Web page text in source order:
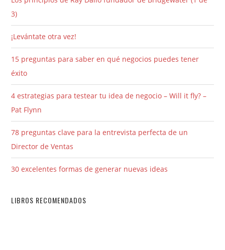
3)
¡Levántate otra vez!
15 preguntas para saber en qué negocios puedes tener
éxito
4 estrategias para testear tu idea de negocio – Will it fly? –
Pat Flynn
78 preguntas clave para la entrevista perfecta de un
Director de Ventas
30 excelentes formas de generar nuevas ideas
LIBROS RECOMENDADOS